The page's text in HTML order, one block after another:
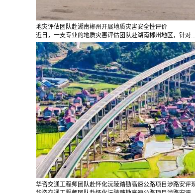
地灾评估团队赴湖南郴州开展地质灾害安全性评价
近日，一支专业的地质灾害评估团队赴湖南郴州地区，针对...
华咨交通工程师团队赴怀化沅陵踏勘高速公路项目涉路安评